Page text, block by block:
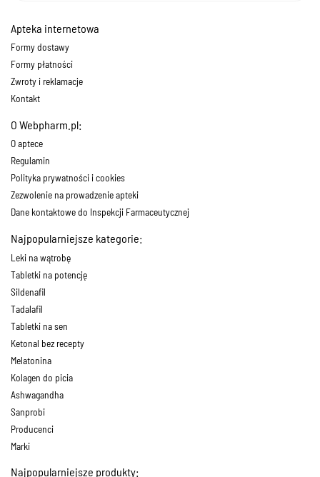
Apteka internetowa
Formy dostawy
Formy płatności
Zwroty i reklamacje
Kontakt
O Webpharm.pl:
O aptece
Regulamin
Polityka prywatności i cookies
Zezwolenie na prowadzenie apteki
Dane kontaktowe do Inspekcji Farmaceutycznej
Najpopularniejsze kategorie:
Leki na wątrobę
Tabletki na potencję
Sildenafil
Tadalafil
Tabletki na sen
Ketonal bez recepty
Melatonina
Kolagen do picia
Ashwagandha
Sanprobi
Producenci
Marki
Najpopularniejsze produkty: